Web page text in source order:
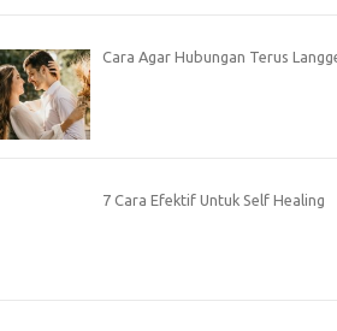
Cara Agar Hubungan Terus
7 Cara Efektif Untuk Self Healing